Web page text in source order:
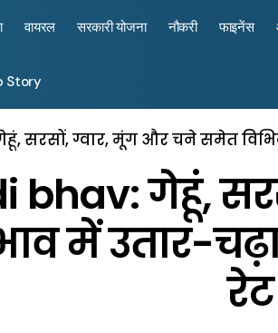
वायरल सरकारी योजना नौकरी फाइनेंस
Story
सरसों, ग्वार, मूंग और चने समेत
bhav: गेहूं,
में उतार-
रेट